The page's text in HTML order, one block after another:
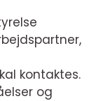
kontaktes.
og